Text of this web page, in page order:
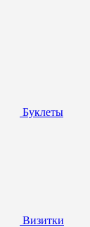
Буклеты
Визитки